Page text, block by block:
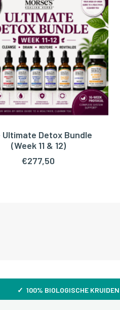
AAN WINKELWAGEN
Ultimate Detox Bundle
(Week 11 & 12)
€277,50
✓ 100% BIOLOGISCHE KRUIDEN